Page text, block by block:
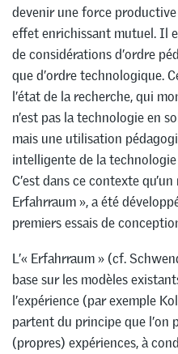
devenir une force
effet enrichissant mutuel. Il
de considérations d’ordre
que d’ordre technologique.
l’état de la recherche, qui
n’est pas la technologie en
mais une utilisation
intelligente de la
C’est dans ce contexte
Erfahrraum », a été
premiers essais de
L’« Erfahrraum » (cf.
base sur les modèles
l’expérience (par exemple
partent du principe que l’on
(propres) expériences, à